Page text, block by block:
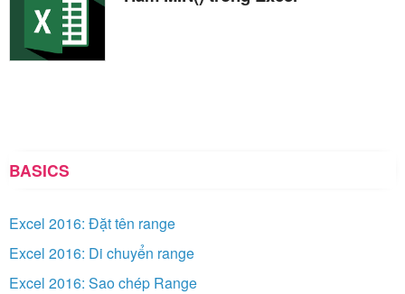
BASICS
Excel 2016: Đặt tên range
Excel 2016: Di chuyển range
Excel 2016: Sao chép Range